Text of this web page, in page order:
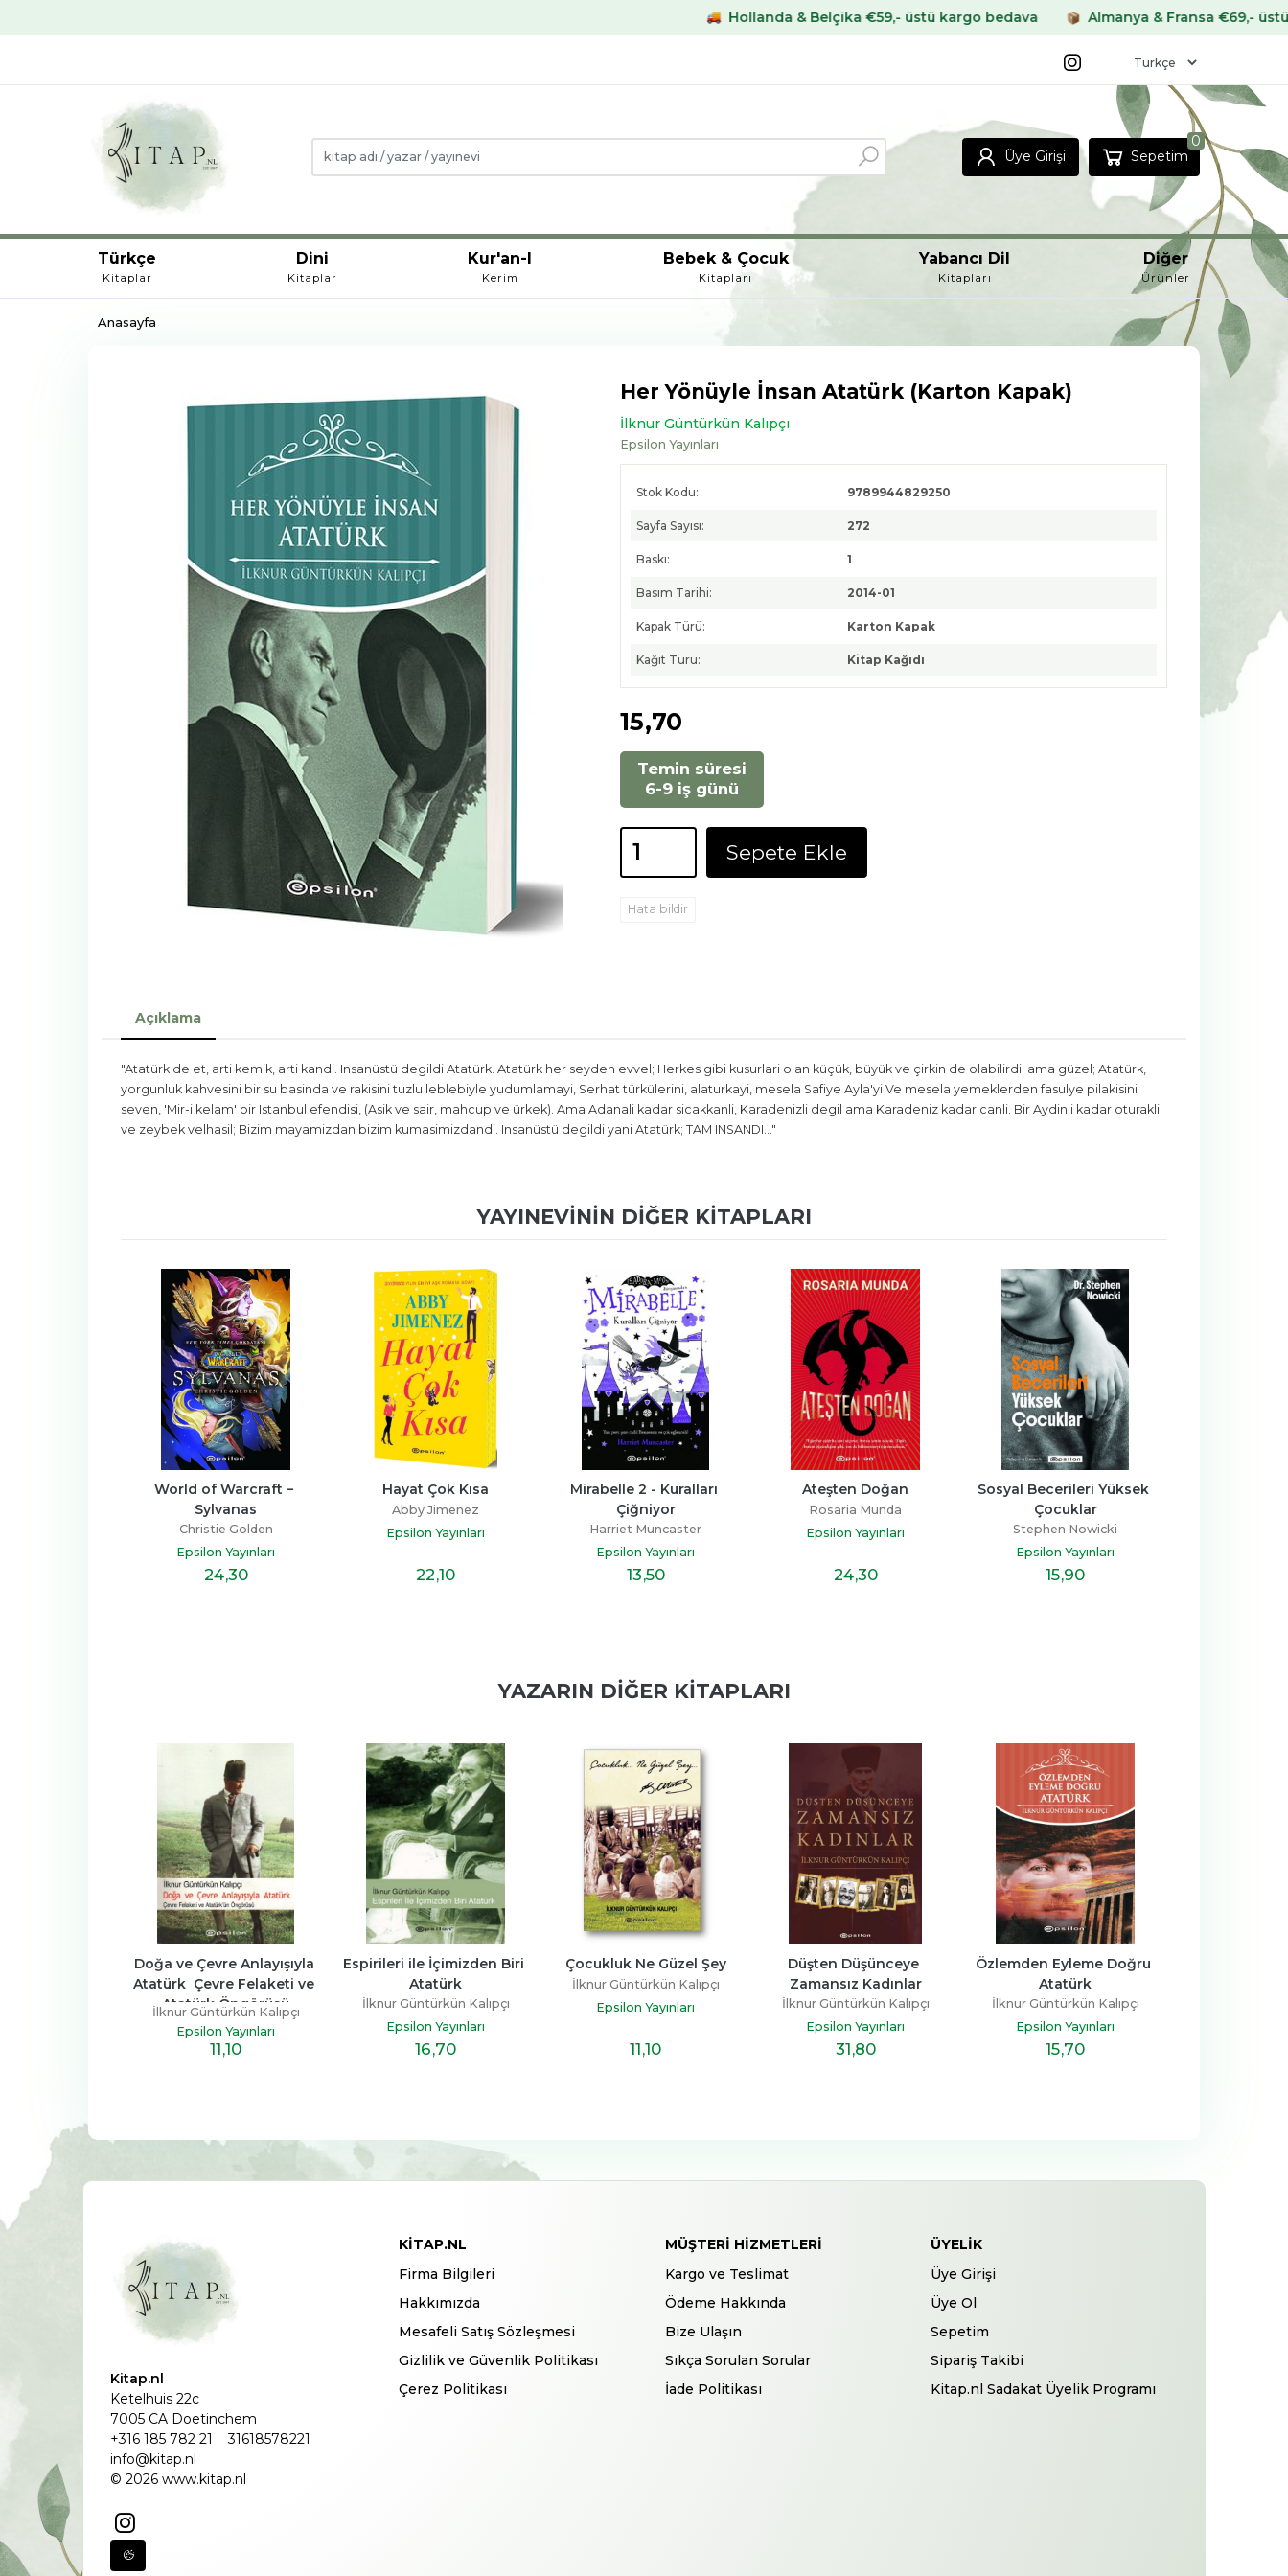
Hollanda & Belçika €59,- üstü kargo bedava Almanya & Fransa €69,- üstü kargo bedava
Üye Girişi Sepetim
0
Türkçe
Kitaplar
Dini
Kitaplar
Kur'an-I
Kerim
Bebek & Çocuk
Kitapları
Yabancı Dil
Kitapları
Diğer
Ürünler
Anasayfa
Her Yönüyle İnsan Atatürk (Karton Kapak)
İlknur Güntürkün Kalıpçı
Epsilon Yayınları
Stok Kodu: 9789944829250
Sayfa Sayısı: 272
Baskı: 1
Basım Tarihi: 2014-01
Kapak Türü: Karton Kapak
Kağıt Türü: Kitap Kağıdı
15,70
Temin süresi
6-9 iş günü
Sepete Ekle
Hata bildir
Açıklama
"Atatürk de et, arti kemik, arti kandi. Insanüstü degildi Atatürk. Atatürk her seyden evvel; Herkes gibi kusurlari olan küçük, büyük ve çirkin de olabilirdi; ama güzel; Atatürk,
yorgunluk kahvesini bir su basinda ve rakisini tuzlu leblebiyle yudumlamayi, Serhat türkülerini, alaturkayi, mesela Safiye Ayla'yi Ve mesela yemeklerden fasulye pilakisini
seven, 'Mir-i kelam' bir Istanbul efendisi, (Asik ve sair, mahcup ve ürkek). Ama Adanali kadar sicakkanli, Karadenizli degil ama Karadeniz kadar canli. Bir Aydinli kadar oturakli
ve zeybek velhasil; Bizim mayamizdan bizim kumasimizdandi. Insanüstü degildi yani Atatürk; TAM INSANDI..."
YAYINEVININ DIĞER KITAPLARI
World of Warcraft –
Sylvanas
Christie Golden
Epsilon Yayınları
24,30
Hayat Çok Kısa
Abby Jimenez
Epsilon Yayınları
22,10
Mirabelle 2 - Kuralları
Çiğniyor
Harriet Muncaster
Epsilon Yayınları
13,50
Ateşten Doğan
Rosaria Munda
Epsilon Yayınları
24,30
Sosyal Becerileri Yüksek
Çocuklar
Stephen Nowicki
Epsilon Yayınları
15,90
YAZARIN DIĞER KITAPLARI
Doğa ve Çevre Anlayışıyla
Atatürk  Çevre Felaketi ve
Atatürk Öngörüsü
İlknur Güntürkün Kalıpçı
Epsilon Yayınları
11,10
Espirileri ile İçimizden Biri
Atatürk
İlknur Güntürkün Kalıpçı
Epsilon Yayınları
16,70
Çocukluk Ne Güzel Şey
İlknur Güntürkün Kalıpçı
Epsilon Yayınları
11,10
Düşten Düşünceye
Zamansız Kadınlar
İlknur Güntürkün Kalıpçı
Epsilon Yayınları
31,80
Özlemden Eyleme Doğru
Atatürk
İlknur Güntürkün Kalıpçı
Epsilon Yayınları
15,70
Kitap.nl
Ketelhuis 22c
7005 CA Doetinchem
+316 185 782 21
31618578221
info@kitap.nl
© 2026 www.kitap.nl
KITAP.NL
Firma Bilgileri
Hakkımızda
Mesafeli Satış Sözleşmesi
Gizlilik ve Güvenlik Politikası
Çerez Politikası
MÜŞTERI HIZMETLERI
Kargo ve Teslimat
Ödeme Hakkında
Bize Ulaşın
Sıkça Sorulan Sorular
İade Politikası
ÜYELIK
Üye Girişi
Üye Ol
Sepetim
Sipariş Takibi
Kitap.nl Sadakat Üyelik Programı